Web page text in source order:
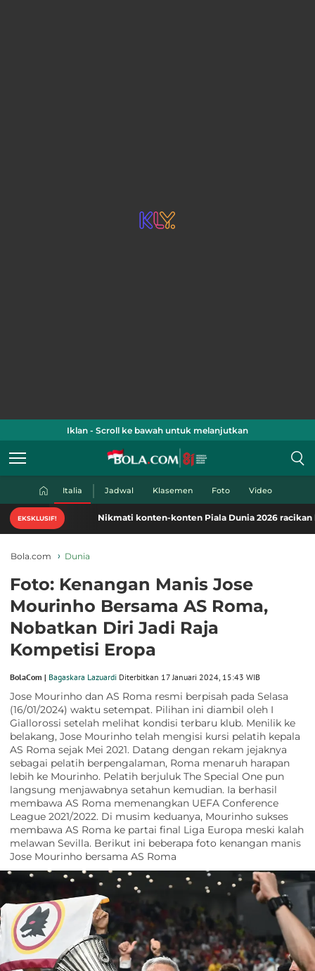
Iklan - Scroll ke bawah untuk melanjutkan
Italia Jadwal Klasemen Foto Video
EKSKLUSIF! Nikmati konten-konten Piala Dunia 2026 racikan khas
Bola.com Dunia
Foto: Kenangan Manis Jose
Mourinho Bersama AS Roma,
Nobatkan Diri Jadi Raja
Kompetisi Eropa
BolaCom | Bagaskara Lazuardi Diterbitkan 17 Januari 2024, 15:43 WIB
Jose Mourinho dan AS Roma resmi berpisah pada Selasa
(16/01/2024) waktu setempat. Pilihan ini diambil oleh I
Giallorossi setelah melihat kondisi terbaru klub. Menilik ke
belakang, Jose Mourinho telah mengisi kursi pelatih kepala
AS Roma sejak Mei 2021. Datang dengan rekam jejaknya
sebagai pelatih berpengalaman, Roma menaruh harapan
lebih ke Mourinho. Pelatih berjuluk The Special One pun
langsung menjawabnya setahun kemudian. Ia berhasil
membawa AS Roma memenangkan UEFA Conference
League 2021/2022. Di musim keduanya, Mourinho sukses
membawa AS Roma ke partai final Liga Europa meski kalah
melawan Sevilla. Berikut ini beberapa foto kenangan manis
Jose Mourinho bersama AS Roma